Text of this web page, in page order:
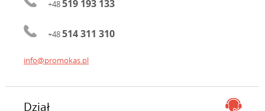
+48519 193 133
+48514 311 310
info@promokas.pl
Dział